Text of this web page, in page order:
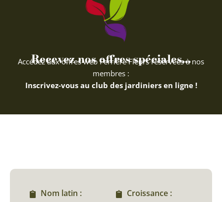
Recevez nos offres spéciales...
Accédez aux offres web Ferriere Fleurs réservées à nos
membres :
Inscrivez-vous au club des jardiniers en ligne !
Nom latin :
Croissance :